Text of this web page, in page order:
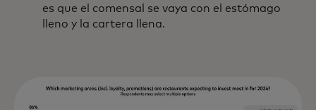
es que el comensal se vaya con el estómago
lleno y la cartera llena.